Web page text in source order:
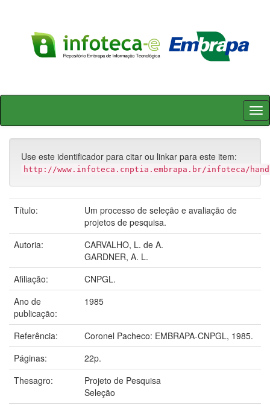
Skip
Use este identificador para citar ou linkar para este item:
http://www.infoteca.cnptia.embrapa.br/infoteca/
Título:
Um processo de seleção e avaliação de
projetos de pesquisa.
Autoria:
CARVALHO, L. de A.
GARDNER, A. L.
Afiliação:
CNPGL.
Ano de
publicação:
1985
Referência:
Coronel Pacheco: EMBRAPA-CNPGL, 1985.
Páginas:
22p.
Thesagro:
Projeto de Pesquisa
Seleção